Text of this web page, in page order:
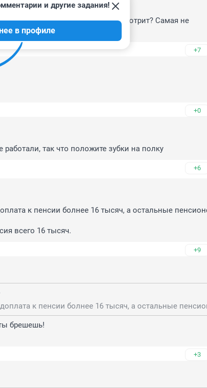
какой-то, а не реклама. Кто её смотрит? Самая не
+7
и другие задания!
в профиле
+0
так что положите зубки на полку
+6
к пенсии болнее 16 тысяч, а остальные
всего 16 тысяч.
+9
брешешь!
+3